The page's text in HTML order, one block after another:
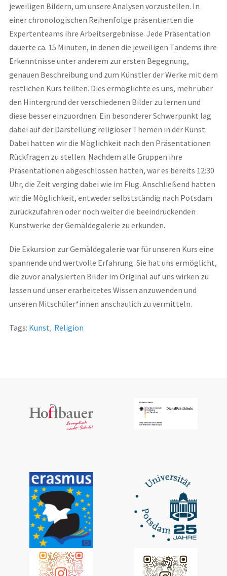
jeweiligen Bildern, um unsere Analysen vorzustellen. In
einer chronologischen Reihenfolge präsentierten die
Expertenteams ihre Arbeitsergebnisse. Jede Präsentation
dauerte ca. 15 Minuten, in denen die jeweiligen Tandems ihre
Erkenntnisse unter anderem zur ersten Begegnung,
genauen Beschreibung und zum Künstler der Werke mit dem
restlichen Kurs teilten. Dies ermöglichte es uns, mehr über
den Hintergrund der verschiedenen Bilder zu lernen und
diese besser einzuordnen. Ein besonderer Schwerpunkt lag
dabei auf der Darstellung religiöser Themen in der Kunst.
Dabei hatten wir die Möglichkeit nach den Präsentationen
Rückfragen zu stellen. Nachdem alle Gruppen ihre
Präsentationen abgeschlossen hatten, war es bereits 12:30
Uhr, die Zeit verging dabei wie im Flug. Anschließend hatten
wir die Möglichkeit, entweder selbstständig nach Potsdam
zurückzufahren oder noch weiter die beeindruckenden
Kunstwerke der Gemäldegalerie zu erkunden.
Die Exkursion zur Gemäldegalerie war für unseren Kurs eine
spannende und wertvolle Erfahrung. Sie hat uns ermöglicht,
die zuvor analysierten Bilder im Original auf uns wirken zu
lassen und unser erarbeitetes Wissen anzuwenden und
unseren Mitschüler*innen anschaulich zu vermitteln.
Tags: Kunst, Religion